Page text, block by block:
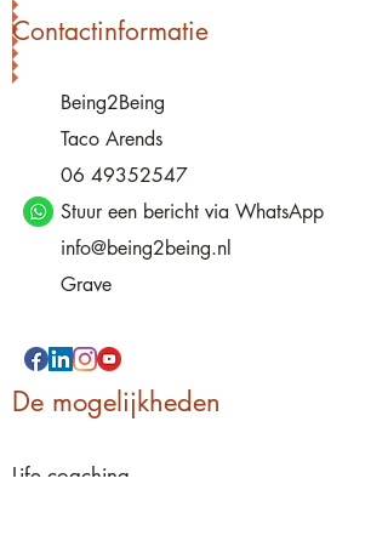
Contactinformatie
Being2Being
Taco Arends
06 49352547
Stuur een bericht via WhatsApp
info@being2being.nl
Grave
De mogelijkheden
Life coaching